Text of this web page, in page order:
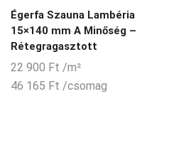
Égerfa Szauna Lambéria
15×140 mm A Minőség –
Rétegragasztott
22 900 Ft /m²
46 165 Ft /csomag